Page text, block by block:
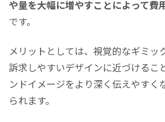
や量を大幅に増やすことによって費
です。
メリットとしては、視覚的なギミッ
訴求しやすいデザインに近づけるこ
ンドイメージをより深く伝えやすく
られます。